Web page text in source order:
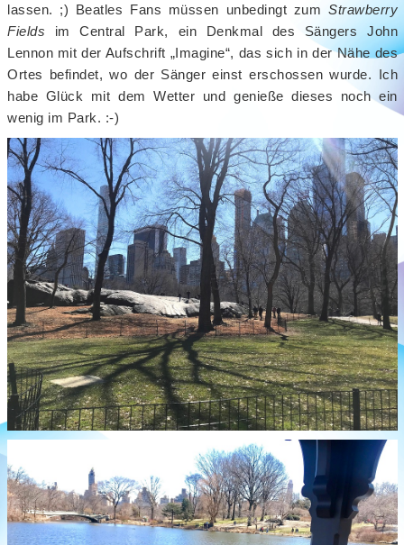
lassen. ;) Beatles Fans müssen unbedingt zum Strawberry
Fields im Central Park, ein Denkmal des Sängers John
Lennon mit der Aufschrift „Imagine“, das sich in der Nähe des
Ortes befindet, wo der Sänger einst erschossen wurde. Ich
habe Glück mit dem Wetter und genieße dieses noch ein
wenig im Park. :-)